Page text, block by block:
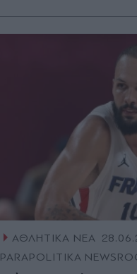
ΑΘΛΗΤΙΚΑ ΝΕΑ
PARAPOLITIKA